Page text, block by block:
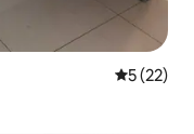
5 (22)